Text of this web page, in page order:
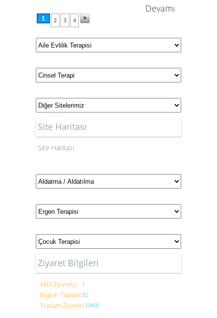
Devamı
1 2 3 4
Site Haritası
Site Haritası
Ziyaret Bilgileri
Aktif Ziyaretçi 1
Bugün Toplam32
Toplam Ziyaret129400